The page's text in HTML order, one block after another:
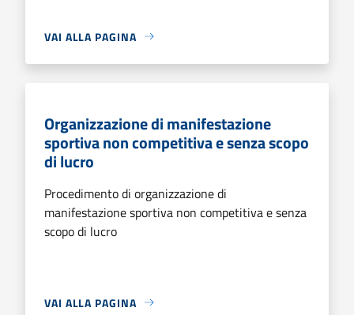
VAI ALLA PAGINA
Organizzazione di manifestazione
sportiva non competitiva e senza scopo
di lucro
Procedimento di organizzazione di
manifestazione sportiva non competitiva e senza
scopo di lucro
VAI ALLA PAGINA